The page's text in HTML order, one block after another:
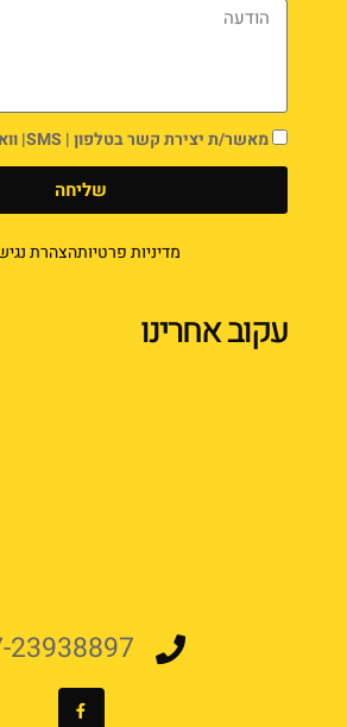
מאשר/ת יצירת קשר בטלפון | SMS| וואטסאפ | מייל.
שליחה
מדיניות פרטיותהצהרת
עקוב אחרינו
23938897